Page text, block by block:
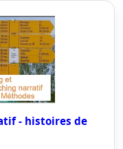
- histoires de